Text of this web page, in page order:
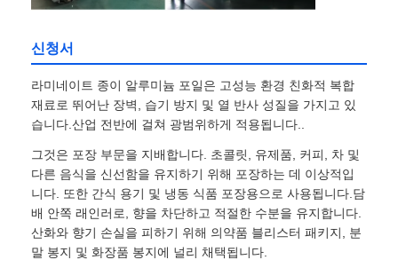
문의하기
뉴스
사례
신청서
라미네이트 종이 알루미늄 포일은 고성능 환경 친화적 복합
재료로 뛰어난 장벽, 습기 방지 및 열 반사 성질을 가지고 있
습니다.산업 전반에 걸쳐 광범위하게 적용됩니다..
그것은 포장 부문을 지배합니다. 초콜릿, 유제품, 커피, 차 및
다른 음식을 신선함을 유지하기 위해 포장하는 데 이상적입
니다. 또한 간식 용기 및 냉동 식품 포장용으로 사용됩니다.담
배 안쪽 래인러로, 향을 차단하고 적절한 수분을 유지합니다.
산화와 향기 손실을 피하기 위해 의약품 블리스터 패키지, 분
말 봉지 및 화장품 봉지에 널리 채택됩니다.